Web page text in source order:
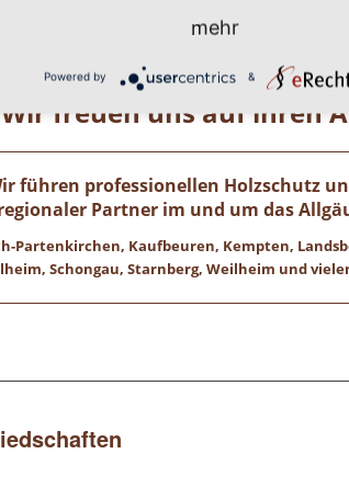
Hilfe? Dann rufen Sie uns einfach
0 8 2 4 1 / 8 0 2 9 1 7
Wir freuen uns auf ihren
führen professionellen Holzschutz
Partner im und um das
Partenkirchen, Kaufbeuren, Kempten,
Schongau, Starnberg, Weilheim und
mehr
Powered by &